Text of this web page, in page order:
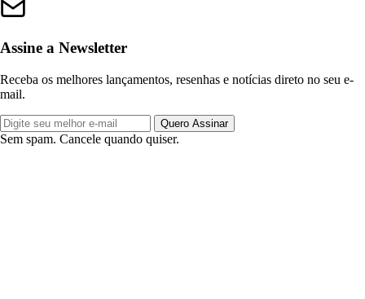
Assine a Newsletter
Receba os melhores lançamentos, resenhas e notícias direto no seu e-
mail.
Quero Assinar
Sem spam. Cancele quando quiser.